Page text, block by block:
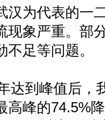
为代表的一
现象严重。部
足等问题。
到峰值后，
高峰的74.5%